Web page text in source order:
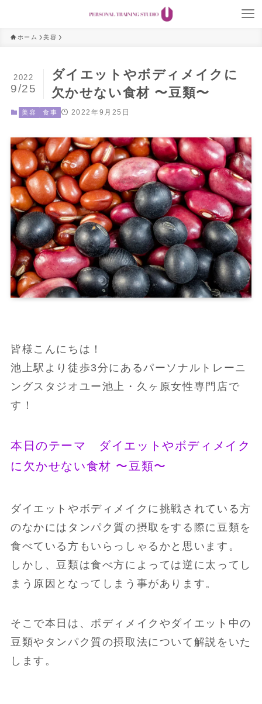
ホーム 美容
ダイエットやボディメイクに
欠かせない食材 〜豆類〜
2022
9/25
美容 食事 2022年9月25日
皆様こんにちは！
池上駅より徒歩3分にあるパーソナルトレーニ
ングスタジオユー池上・久ヶ原女性専門店で
す！
本日のテーマ ダイエットやボディメイク
に欠かせない食材 〜豆類〜
ダイエットやボディメイクに挑戦されている方
のなかにはタンパク質の摂取をする際に豆類を
食べている方もいらっしゃるかと思います。
しかし、豆類は食べ方によっては逆に太ってし
まう原因となってしまう事があります。
そこで本日は、ボディメイクやダイエット中の
豆類やタンパク質の摂取法について解説をいた
します。